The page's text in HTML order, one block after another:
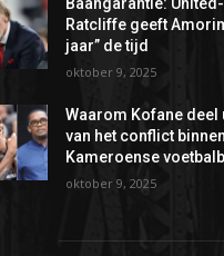
Baangarantie:
Ratcliffe geeft
jaar” de tijd
oktober 9, 2025
Waarom Kofane deel
van het conflict
Kameroense
oktober 9, 2025